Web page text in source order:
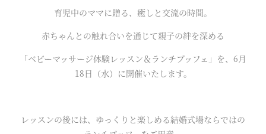
育児中のママに贈る、癒しと交流の時間。
赤ちゃんとの触れ合いを通じて親子の絆を深める
「ベビーマッサージ体験レッスン＆ランチブッフェ」を、6月
18日（水）に開催いたします。
レッスンの後には、ゆっくりと楽しめる結婚式場ならではの